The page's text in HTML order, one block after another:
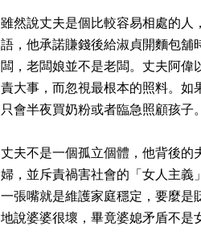
雖然說丈夫是個比較容易相處的人
語，他承諾賺錢後給淑貞開麵包舖
闆，老闆娘並不是老闆。丈夫阿
責大事 ，而忽視最根本的照料。
只會半夜買奶粉或者臨急照顧孩子
丈夫不是一個孤立個體，他背後的
婦，並斥責禍害社會的「女人主義
一張嘴就是維護家庭穩定，要麼是
地說婆婆很壞，畢竟婆媳矛盾不是